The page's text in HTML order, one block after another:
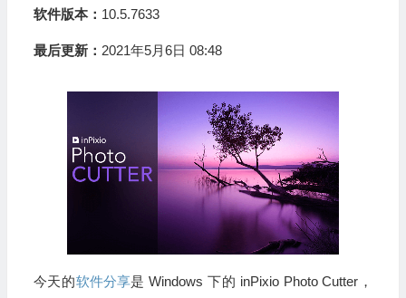
软件版本： 10.5.7633
最后更新： 2021年5月6日 08:48
今天的软件分享是 Windows 下的 inPixio Photo Cutter，